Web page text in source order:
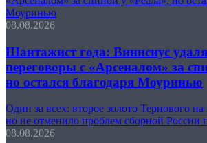
Моуринью
08.08.2026
Шантажист года: Винисиус
переговоры с «Арсеналом» за
но остался благодаря Моуринью
Один за всех: второе золото Тернового
но не отменило проблем сборной России
08.08.2026